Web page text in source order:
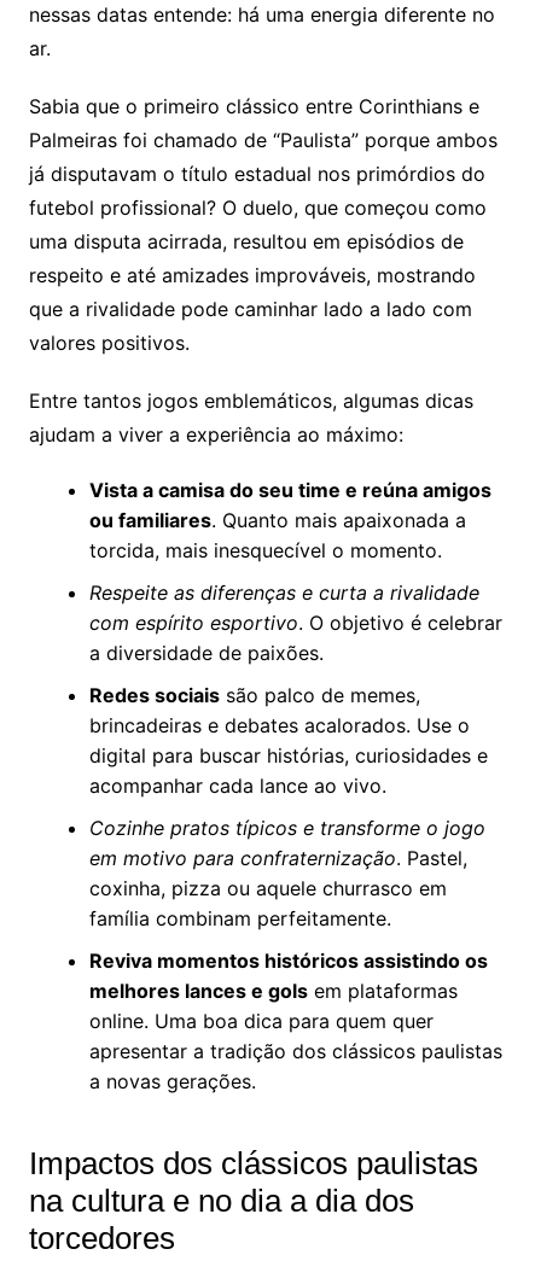
nessas datas entende: há uma energia diferente no
ar.
Sabia que o primeiro clássico entre Corinthians e
Palmeiras foi chamado de “Paulista” porque ambos
já disputavam o título estadual nos primórdios do
futebol profissional? O duelo, que começou como
uma disputa acirrada, resultou em episódios de
respeito e até amizades improváveis, mostrando
que a rivalidade pode caminhar lado a lado com
valores positivos.
Entre tantos jogos emblemáticos, algumas dicas
ajudam a viver a experiência ao máximo:
Vista a camisa do seu time e reúna amigos
ou familiares. Quanto mais apaixonada a
torcida, mais inesquecível o momento.
Respeite as diferenças e curta a rivalidade
com espírito esportivo. O objetivo é celebrar
a diversidade de paixões.
Redes sociaissão palco de memes,
brincadeiras e debates acalorados. Use o
digital para buscar histórias, curiosidades e
acompanhar cada lance ao vivo.
Cozinhe pratos típicos e transforme o jogo
em motivo para confraternização. Pastel,
coxinha, pizza ou aquele churrasco em
família combinam perfeitamente.
Reviva momentos históricos assistindo os
melhores lances e golsem plataformas
online. Uma boa dica para quem quer
apresentar a tradição dos clássicos paulistas
a novas gerações.
Impactos dos clássicos paulistas
na cultura e no dia a dia dos
torcedores